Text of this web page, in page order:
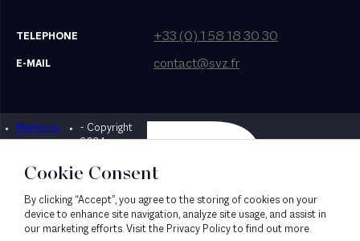
TELEPHONE +33 (0) 1 58 18 30 30
E-MAIL contact@svz.fr
Mentions
légales
- Copyright
2024
Designed by Bonhomme
Cookie Consent
By clicking “Accept”, you agree to the storing of cookies on your
device to enhance site navigation, analyze site usage, and assist in
our marketing efforts. Visit the Privacy Policy to find out more.